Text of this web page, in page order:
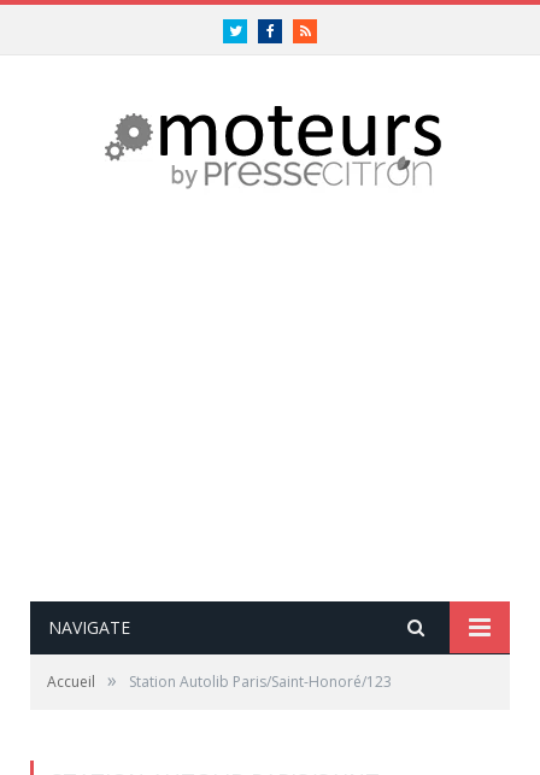
TwitterFacebookRSS
NAVIGATE
Accueil » Station Autolib Paris/Saint-Honoré/123